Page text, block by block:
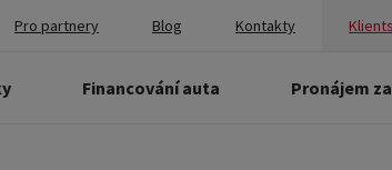
Pro partnery Blog Kontakty
Financování auta Pronájem